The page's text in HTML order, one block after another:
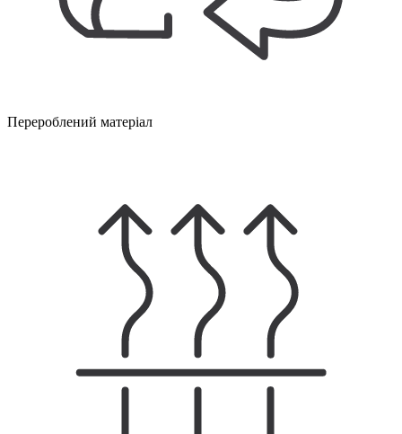
Перероблений матеріал